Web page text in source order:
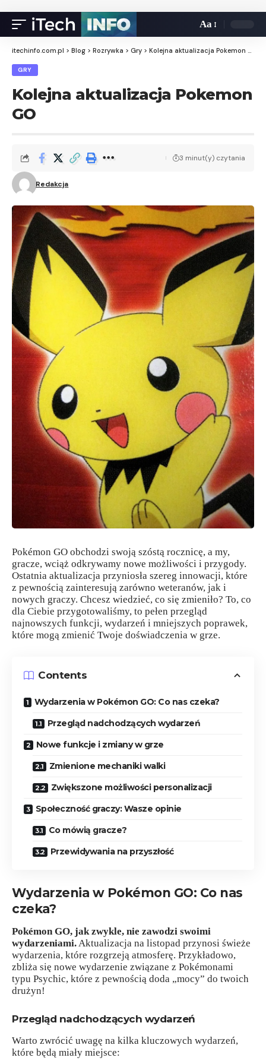
Aa
itechinfo.com.pl > Blog > Rozrywka > Gry > Kolejna aktualizacja Pokemon GO
GRY
Kolejna aktualizacja Pokemon
GO
Redakcja
3 minut(y) czytania
Pokémon GO obchodzi swoją szóstą rocznicę, a my,
gracze, wciąż odkrywamy nowe możliwości i przygody.
Ostatnia aktualizacja przyniosła szereg innowacji, które
z pewnością zainteresują zarówno weteranów, jak i
nowych graczy. Chcesz wiedzieć, co się zmieniło? To, co
dla Ciebie przygotowaliśmy, to pełen przegląd
najnowszych funkcji, wydarzeń i mniejszych poprawek,
które mogą zmienić Twoje doświadczenia w grze.
Contents
Wydarzenia w Pokémon GO: Co nas czeka?
Przegląd nadchodzących wydarzeń
Nowe funkcje i zmiany w grze
Zmienione mechaniki walki
Zwiększone możliwości personalizacji
Społeczność graczy: Wasze opinie
Co mówią gracze?
Przewidywania na przyszłość
Wydarzenia w Pokémon GO: Co nas
czeka?
Pokémon GO, jak zwykle, nie zawodzi swoimi
wydarzeniami.Aktualizacja na listopad przynosi świeże
wydarzenia, które rozgrzeją atmosferę. Przykładowo,
zbliża się nowe wydarzenie związane z Pokémonami
typu Psychic, które z pewnością doda „mocy” do twoich
drużyn!
Przegląd nadchodzących wydarzeń
Warto zwrócić uwagę na kilka kluczowych wydarzeń,
które będą miały miejsce: